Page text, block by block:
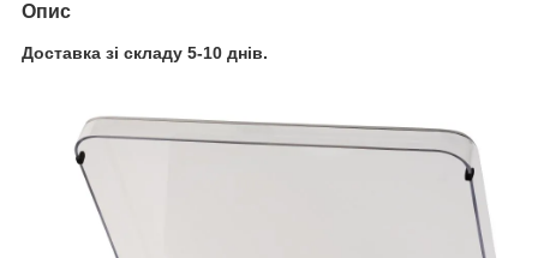
Опис
Доставка зі складу 5-10 днів.